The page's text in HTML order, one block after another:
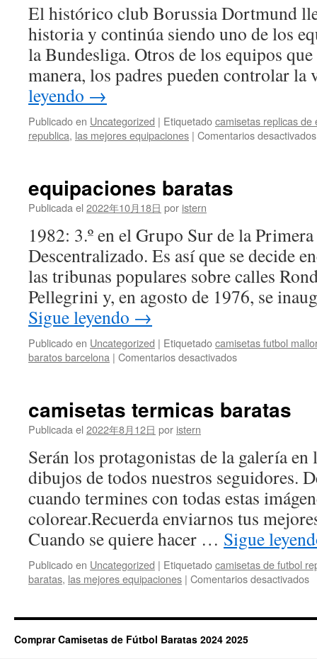
El histórico club Borussia Dortmund
historia y continúa siendo uno de los
la Bundesliga. Otros de los equipos que
manera, los padres pueden controlar
leyendo →
Publicado en Uncategorized | Etiquetadocamisetas replicas de
republica, las mejores equipaciones | Comentarios desactivados
equipaciones baratas
Publicada el 2022年10月18日 por istern
1982: 3.º en el Grupo Sur de la
Descentralizado. Es así que se decide
las tribunas populares sobre calles
Pellegrini y, en agosto de 1976, se
Sigue leyendo →
Publicado en Uncategorized | Etiquetadocamisetas futbol
baratos barcelona | Comentarios desactivadosen
camisetas termicas baratas
Publicada el 2022年8月12日 por istern
Serán los protagonistas de la galería
dibujos de todos nuestros seguidores.
cuando termines con todas estas
colorear.Recuerda enviarnos tus
Cuando se quiere hacer … Sigue
Publicado en Uncategorized | Etiquetadocamisetas de futbol
baratas, las mejores equipaciones | Comentarios desactivados
Comprar Camisetas de Fútbol Baratas 2024 2025